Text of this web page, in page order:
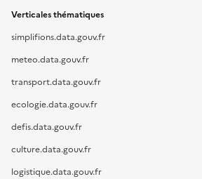
Verticales thématiques
simplifions.data.gouv.fr
meteo.data.gouv.fr
transport.data.gouv.fr
ecologie.data.gouv.fr
defis.data.gouv.fr
culture.data.gouv.fr
logistique.data.gouv.fr